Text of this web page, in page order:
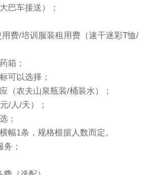
巴车接送）；
费/培训服装租用费（速干迷彩T恤/
箱；
可以选择；
（农夫山泉瓶装/桶装水）；
/人/天）；
；
幅1条，规格根据人数而定。
；